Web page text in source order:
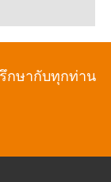
กษากับทุกท่าน